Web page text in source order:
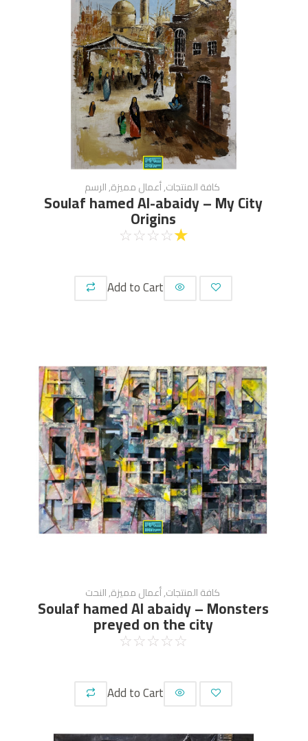
كافة المنتجات,أعمال مميزة,الرسم
Soulaf hamed Al-abaidy – My City
Origins
☆
☆
☆
☆
☆
Add to Cart
كافة المنتجات,أعمال مميزة,النحت
Soulaf hamed Al abaidy – Monsters
preyed on the city
☆
☆
☆
☆
☆
Add to Cart